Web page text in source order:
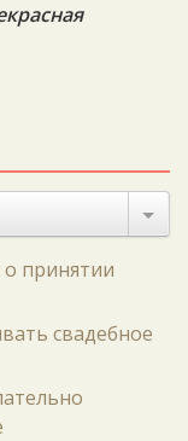
о принятии
свадебное